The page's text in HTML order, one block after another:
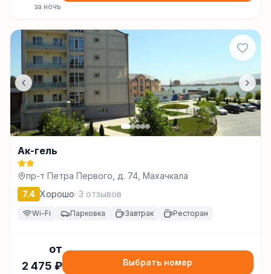
за ночь
Ак-гель
пр-т Петра Первого, д. 74, Махачкала
7.4 Хорошо· 3 отзывов
Wi-Fi Парковка Завтрак Ресторан
от
2 475 ₽ Выбрать номер